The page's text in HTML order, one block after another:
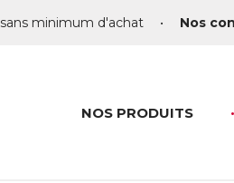
sans minimum d'achat • Nos
NOS PRODUITS